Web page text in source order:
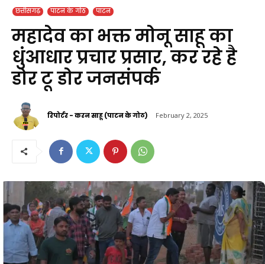
छत्तीसगढ़ पाटन के गोठ पाटन
महादेव का भक्त मोनू साहू का
धुंआधार प्रचार प्रसार, कर रहे है
डोर टू डोर जनसंपर्क
रिपोर्टर - करन साहू (पाटन के गोठ) February 2, 2025